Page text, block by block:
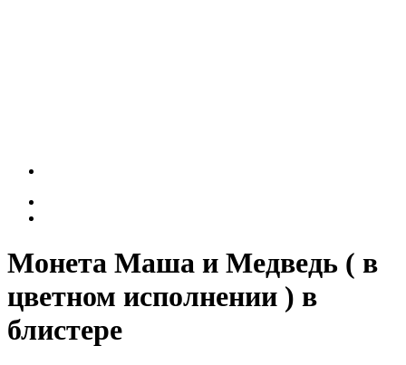
Монета Маша и Медведь ( в
цветном исполнении ) в
блистере